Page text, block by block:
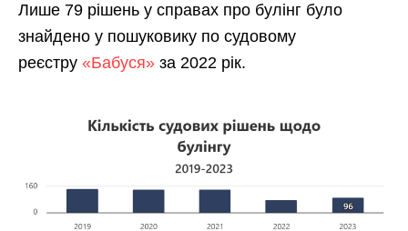
Лише 79 рішень у справах про булінг було
знайдено у пошуковику по судовому
реєстру «Бабуся» за 2022 рік.